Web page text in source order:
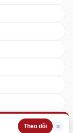
Theo dõi ×